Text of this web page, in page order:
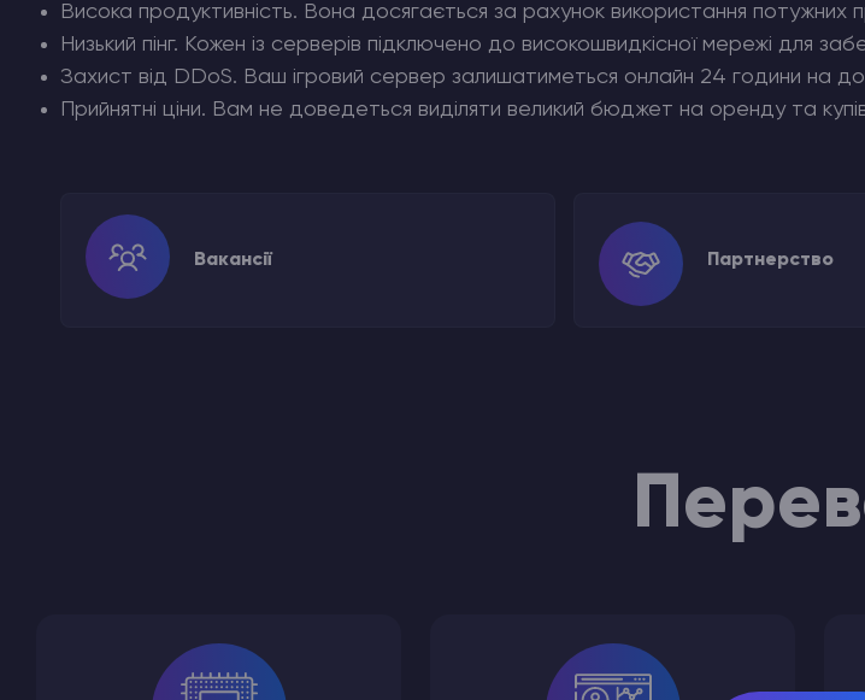
Висока продуктивність. Вона досягається за рахунок використання потужних
Низький пінг. Кожен із серверів підключено до високошвидкісної мережі для
Захист від DDoS. Ваш ігровий сервер залишатиметься онлайн 24 години на
Прийнятні ціни. Вам не доведеться виділяти великий бюджет на оренду та
Вакансії Партнерство